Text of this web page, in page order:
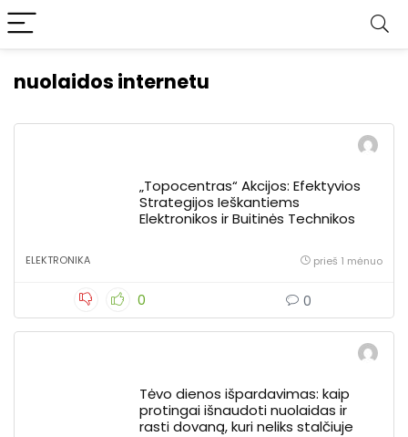
nuolaidos internetu
„Topocentras“ Akcijos: Efektyvios
Strategijos Ieškantiems
Elektronikos ir Buitinės Technikos
ELEKTRONIKA prieš 1 mėnuo
0 0
Tėvo dienos išpardavimas: kaip
protingai išnaudoti nuolaidas ir
rasti dovaną, kuri neliks stalčiuje